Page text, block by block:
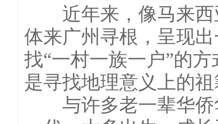
近年来，像马来西
体来广州寻根，呈现
找“一村一族一户”的
是寻找地理意义上的
与许多老一辈华侨